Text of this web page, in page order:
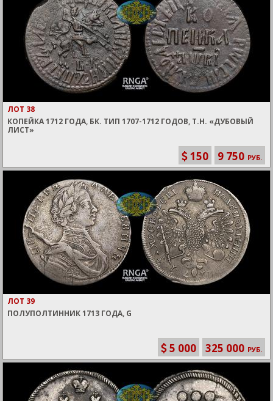
ЛОТ 38
КОПЕЙКА 1712 ГОДА, БК. ТИП 1707-1712 ГОДОВ, Т.Н. «ДУБОВЫЙ
ЛИСТ»
150 9 750 РУБ.
ЛОТ 39
ПОЛУПОЛТИННИК 1713 ГОДА, G
5 000 325 000 РУБ.